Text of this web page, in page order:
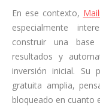
En ese contexto,
especialmente
construir una
resultados y
inversión inicial. Su
gratuita amplia,
bloqueado en cuanto